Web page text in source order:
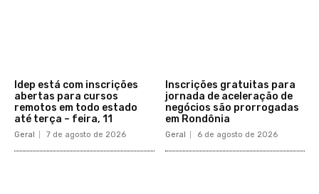
Idep está com inscrições
abertas para cursos
remotos em todo estado
até terça – feira, 11
Geral 7 de agosto de 2026
Inscrições gratuitas para
jornada de aceleração de
negócios são prorrogadas
em Rondônia
Geral 6 de agosto de 2026